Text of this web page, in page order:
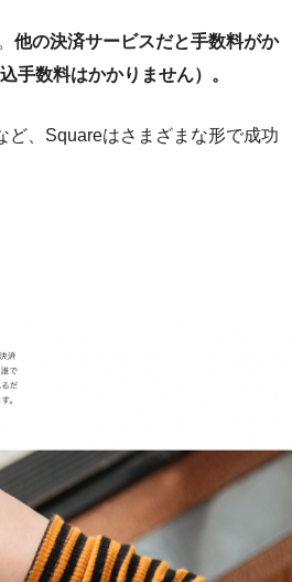
他の決済サービスだと手数料がか
手数料はかかりません）。
ど、Squareはさまざまな形で成功